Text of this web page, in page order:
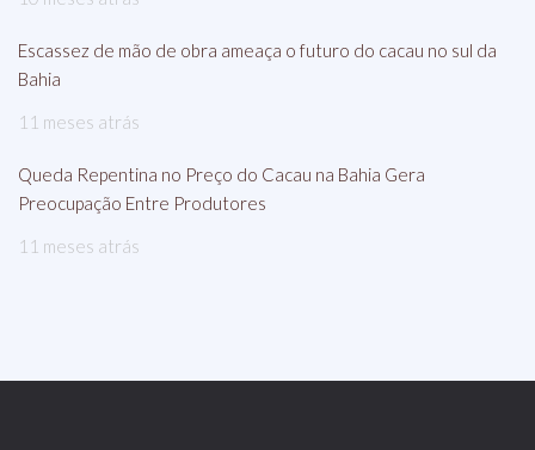
Escassez de mão de obra ameaça o futuro do cacau no sul da
Bahia
11 meses atrás
Queda Repentina no Preço do Cacau na Bahia Gera
Preocupação Entre Produtores
11 meses atrás